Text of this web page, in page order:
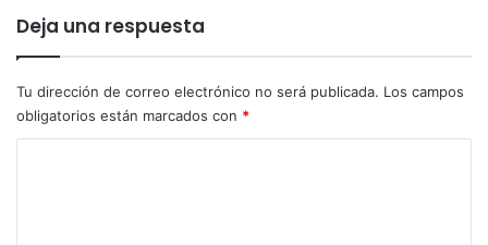
Deja una respuesta
Tu dirección de correo electrónico no será publicada. Los campos
obligatorios están marcados con *